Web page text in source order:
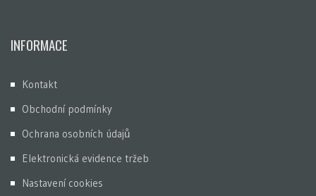
INFORMACE
Kontakt
Obchodní podmínky
Ochrana osobních údajů
Elektronická evidence tržeb
Nastavení cookies